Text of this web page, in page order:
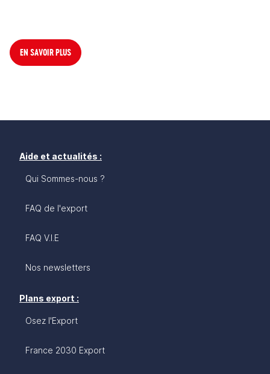
EN SAVOIR PLUS
Aide et actualités :
Qui Sommes-nous ?
FAQ de l'export
FAQ V.I.E
Nos newsletters
Plans export :
Osez l'Export
France 2030 Export